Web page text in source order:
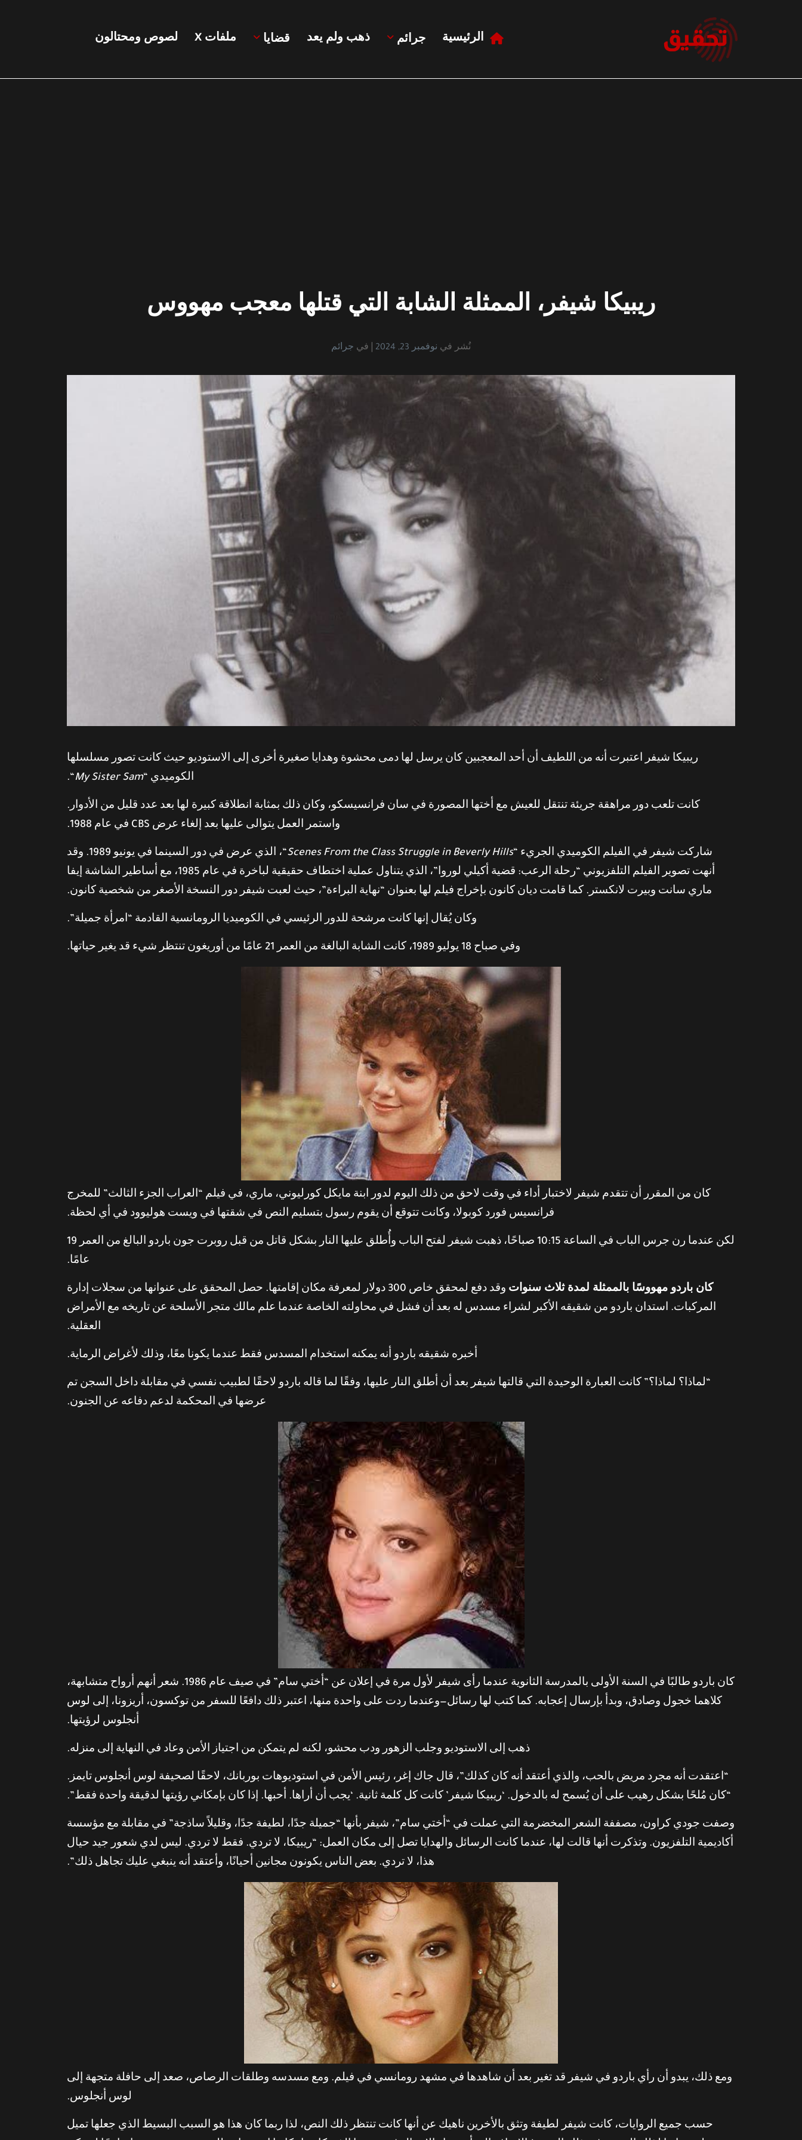
الرئيسية جرائم ذهب ولم يعد قضايا ملفات X لصوص ومحتالون
ريبيكا شيفر، الممثلة الشابة التي قتلها معجب مهووس
نُشر في نوفمبر 23, 2024 في جرائم
ريبيكا شيفر اعتبرت أنه من اللطيف أن أحد المعجبين كان يرسل لها دمى محشوة وهدايا صغيرة أخرى إلى الاستوديو حيث كانت تصور مسلسلها
الكوميدي “My Sister Sam
“.
كانت تلعب دور مراهقة جريئة تنتقل للعيش مع أختها المصورة في سان فرانسيسكو، وكان ذلك بمثابة انطلاقة كبيرة لها بعد عدد قليل من الأدوار.
واستمر العمل يتوالى عليها بعد إلغاء عرض CBS في عام 1988.
شاركت شيفر في الفيلم الكوميدي الجريء “Scenes From the Class Struggle in Beverly Hills
“، الذي عرض في دور السينما في يونيو 1989. وقد
أنهت تصوير الفيلم التلفزيوني “رحلة الرعب: قضية أكيلي لوروا”، الذي يتناول عملية اختطاف حقيقية لباخرة في عام 1985، مع أساطير الشاشة إيفا
ماري سانت وبيرت لانكستر. كما قامت ديان كانون بإخراج فيلم لها بعنوان “نهاية البراءة”، حيث لعبت شيفر دور النسخة الأصغر من شخصية كانون.
وكان يُقال إنها كانت مرشحة للدور الرئيسي في الكوميديا الرومانسية القادمة “امرأة جميلة”.
وفي صباح 18 يوليو 1989، كانت الشابة البالغة من العمر 21 عامًا من أوريغون تنتظر شيء قد يغير حياتها.
كان من المقرر أن تتقدم شيفر لاختبار أداء في وقت لاحق من ذلك اليوم لدور ابنة مايكل كورليوني، ماري، في فيلم “العراب الجزء الثالث” للمخرج
فرانسيس فورد كوبولا، وكانت تتوقع أن يقوم رسول بتسليم النص في شقتها في ويست هوليوود في أي لحظة.
لكن عندما رن جرس الباب في الساعة 10:15 صباحًا، ذهبت شيفر لفتح الباب وأُطلق عليها النار بشكل قاتل من قبل روبرت جون باردو البالغ من العمر 19
عامًا.
كان باردو مهووسًا بالممثلة لمدة ثلاث سنوات
وقد دفع لمحقق خاص 300 دولار لمعرفة مكان إقامتها. حصل المحقق على عنوانها من سجلات إدارة
المركبات. استدان باردو من شقيقه الأكبر لشراء مسدس له بعد أن فشل في محاولته الخاصة عندما علم مالك متجر الأسلحة عن تاريخه مع الأمراض
العقلية.
أخبره شقيقه باردو أنه يمكنه استخدام المسدس فقط عندما يكونا معًا، وذلك لأغراض الرماية.
“لماذا؟ لماذا؟” كانت العبارة الوحيدة التي قالتها شيفر بعد أن أطلق النار عليها، وفقًا لما قاله باردو لاحقًا لطبيب نفسي في مقابلة داخل السجن تم
عرضها في المحكمة لدعم دفاعه عن الجنون.
كان باردو طالبًا في السنة الأولى بالمدرسة الثانوية عندما رأى شيفر لأول مرة في إعلان عن “أختي سام” في صيف عام 1986. شعر أنهم أرواح متشابهة،
كلاهما خجول وصادق، وبدأ بإرسال إعجابه. كما كتب لها رسائل—وعندما ردت على واحدة منها، اعتبر ذلك دافعًا للسفر من توكسون، أريزونا، إلى لوس
أنجلوس لرؤيتها.
ذهب إلى الاستوديو وجلب الزهور ودب محشو، لكنه لم يتمكن من اجتياز الأمن وعاد في النهاية إلى منزله.
“اعتقدت أنه مجرد مريض بالحب، والذي أعتقد أنه كان كذلك”، قال جاك إغر، رئيس الأمن في استوديوهات بوربانك، لاحقًا لصحيفة لوس أنجلوس تايمز.
“كان مُلحًا بشكل رهيب على أن يُسمح له بالدخول. ‘ريبيكا شيفر’ كانت كل كلمة ثانية. ‘يجب أن أراها. أحبها. إذا كان بإمكاني رؤيتها لدقيقة واحدة فقط”.
وصفت جودي كراون، مصففة الشعر المخضرمة التي عملت في “أختي سام”، شيفر بأنها “جميلة جدًا، لطيفة جدًا، وقليلاً ساذجة” في مقابلة مع مؤسسة
أكاديمية التلفزيون. وتذكرت أنها قالت لها، عندما كانت الرسائل والهدايا تصل إلى مكان العمل: “ريبيكا، لا تردي. فقط لا تردي. ليس لدي شعور جيد حيال
هذا، لا تردي. بعض الناس يكونون مجانين أحيانًا، وأعتقد أنه ينبغي عليك تجاهل ذلك”.
ومع ذلك، يبدو أن رأي باردو في شيفر قد تغير بعد أن شاهدها في مشهد رومانسي في فيلم. ومع مسدسه وطلقات الرصاص، صعد إلى حافلة متجهة إلى
لوس أنجلوس.
حسب جميع الروايات، كانت شيفر لطيفة وتثق بالأخرين ناهيك عن أنها كانت تنتظر ذلك النص، لذا ربما كان هذا هو السبب البسيط الذي جعلها تميل